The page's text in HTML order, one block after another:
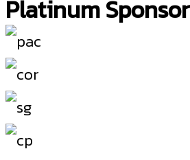
Platinum Sponsor